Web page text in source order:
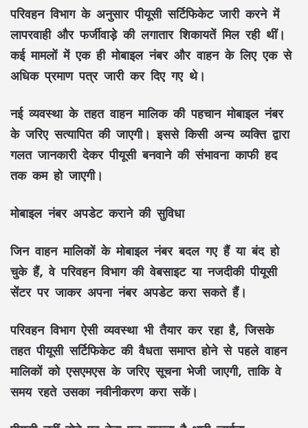
परिवहन विभाग के अनुसार पीयूसी सर्टिफिकेट जारी करने में
लापरवाही और फर्जीवाड़े की लगातार शिकायतें मिल रही थीं।
कई मामलों में एक ही मोबाइल नंबर और वाहन के लिए एक से
अधिक प्रमाण पत्र जारी कर दिए गए थे।
नई व्यवस्था के तहत वाहन मालिक की पहचान मोबाइल नंबर
के जरिए सत्यापित की जाएगी। इससे किसी अन्य व्यक्ति द्वारा
गलत जानकारी देकर पीयूसी बनवाने की संभावना काफी हद
तक कम हो जाएगी।
मोबाइल नंबर अपडेट कराने की सुविधा
जिन वाहन मालिकों के मोबाइल नंबर बदल गए हैं या बंद हो
चुके हैं, वे परिवहन विभाग की वेबसाइट या नजदीकी पीयूसी
सेंटर पर जाकर अपना नंबर अपडेट करा सकते हैं।
परिवहन विभाग ऐसी व्यवस्था भी तैयार कर रहा है, जिसके
तहत पीयूसी सर्टिफिकेट की वैधता समाप्त होने से पहले वाहन
मालिकों को एसएमएस के जरिए सूचना भेजी जाएगी, ताकि वे
समय रहते उसका नवीनीकरण करा सकें।